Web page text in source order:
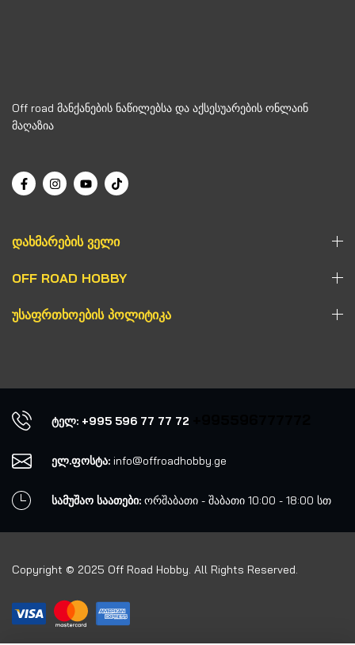
Off road მანქანების ნაწილებსა და აქსესუარების ონლაინ
მაღაზია
ᲓᲐᲮᲛᲐᲠᲔᲑᲘᲡ ᲕᲔᲚᲘ
OFF ROAD HOBBY
ᲣᲡᲐᲤᲠᲗᲮᲝᲔᲑᲘᲡ ᲞᲝᲚᲘᲢᲘᲙᲐ
ტელ: +995 596 77 77 72
ელ.ფოსტა: info@offroadhobby.ge
სამუშაო საათები: ორშაბათი - შაბათი 10:00 - 18:00 სთ
Copyright © 2025 Off Road Hobby. All Rights Reserved.